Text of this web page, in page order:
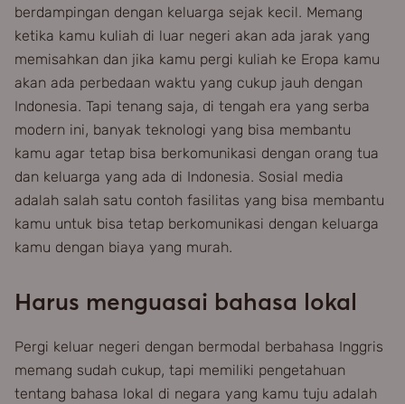
berdampingan dengan keluarga sejak kecil. Memang
ketika kamu kuliah di luar negeri akan ada jarak yang
memisahkan dan jika kamu pergi kuliah ke Eropa kamu
akan ada perbedaan waktu yang cukup jauh dengan
Indonesia. Tapi tenang saja, di tengah era yang serba
modern ini, banyak teknologi yang bisa membantu
kamu agar tetap bisa berkomunikasi dengan orang tua
dan keluarga yang ada di Indonesia. Sosial media
adalah salah satu contoh fasilitas yang bisa membantu
kamu untuk bisa tetap berkomunikasi dengan keluarga
kamu dengan biaya yang murah.
Harus menguasai bahasa lokal
Pergi keluar negeri dengan bermodal berbahasa Inggris
memang sudah cukup, tapi memiliki pengetahuan
tentang bahasa lokal di negara yang kamu tuju adalah